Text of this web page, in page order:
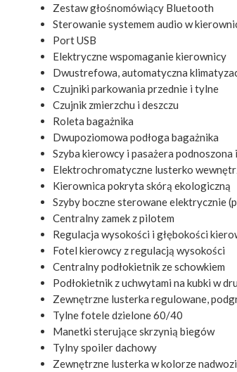
Zestaw głośnomówiący Bluetooth
Sterowanie systemem audio w
Port USB
Elektryczne wspomaganie kierownicy
Dwustrefowa, automatyczna
Czujniki parkowania przednie i tylne
Czujnik zmierzchu i deszczu
Roleta bagażnika
Dwupoziomowa podłoga bagażnika
Szyba kierowcy i pasażera
Elektrochromatyczne lusterko
Kierownica pokryta skórą ekologiczną
Szyby boczne sterowane elektrycznie
Centralny zamek z pilotem
Regulacja wysokości i głębokości
Fotel kierowcy z regulacją wysokości
Centralny podłokietnik ze schowkiem
Podłokietnik z uchwytami na kubki w
Zewnętrzne lusterka regulowane,
Tylne fotele dzielone 60/40
Manetki sterujące skrzynią biegów
Tylny spoiler dachowy
Zewnętrzne lusterka w kolorze